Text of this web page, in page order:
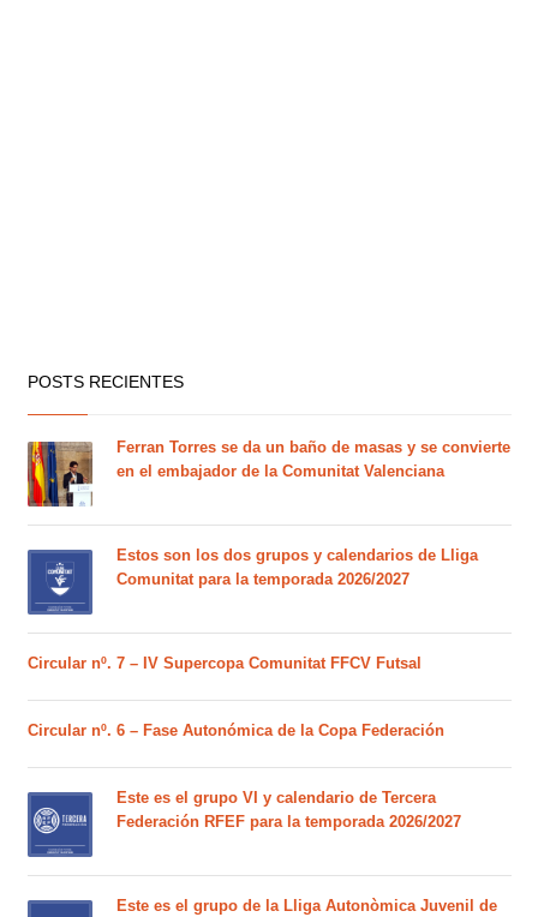
POSTS RECIENTES
Ferran Torres se da un baño de masas y se convierte
en el embajador de la Comunitat Valenciana
Estos son los dos grupos y calendarios de Lliga
Comunitat para la temporada 2026/2027
Circular nº. 7 – IV Supercopa Comunitat FFCV Futsal
Circular nº. 6 – Fase Autonómica de la Copa Federación
Este es el grupo VI y calendario de Tercera
Federación RFEF para la temporada 2026/2027
Este es el grupo de la Lliga Autonòmica Juvenil de